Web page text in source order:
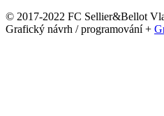
© 2017-2022 FC Sellier&Bellot
Grafický návrh / programování +